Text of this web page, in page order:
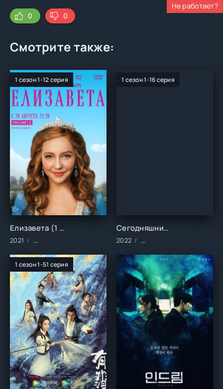
Не работает?
0
0
Смотрите также:
1 сезон 1-12 серия
Елизавета (1 сезон)
2021 Сериалы/2021 год/Зарубежные/Русские/Драма/
1 сезон 1-16 серия
Сегодняшний вебтун (1 сезон)
2022 Сериалы/2022 год/
1 сезон 1-51 серия